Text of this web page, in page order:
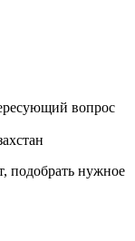
вопрос
подобрать нужное